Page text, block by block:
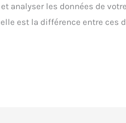
analyser les données de
est la différence entre ces